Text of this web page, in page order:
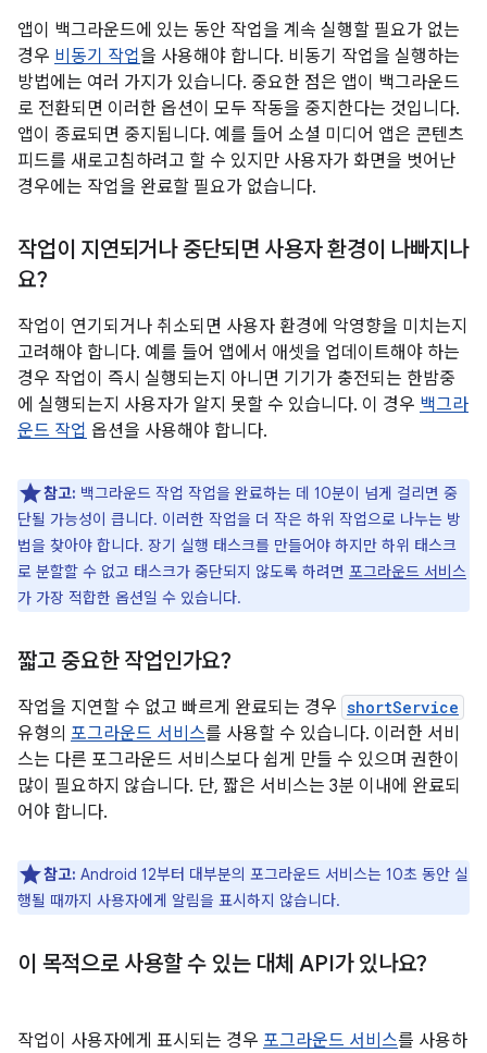
앱이 백그라운드에 있는 동안 작업을 계속 실행할 필요가 없는
경우 비동기 작업을 사용해야 합니다. 비동기 작업을 실행하는
방법에는 여러 가지가 있습니다. 중요한 점은 앱이 백그라운드
로 전환되면 이러한 옵션이 모두 작동을 중지한다는 것입니다.
앱이 종료되면 중지됩니다. 예를 들어 소셜 미디어 앱은 콘텐츠
피드를 새로고침하려고 할 수 있지만 사용자가 화면을 벗어난
경우에는 작업을 완료할 필요가 없습니다.
작업이 지연되거나 중단되면 사용자 환경이 나빠지나
요?
작업이 연기되거나 취소되면 사용자 환경에 악영향을 미치는지
고려해야 합니다. 예를 들어 앱에서 애셋을 업데이트해야 하는
경우 작업이 즉시 실행되는지 아니면 기기가 충전되는 한밤중
에 실행되는지 사용자가 알지 못할 수 있습니다. 이 경우 백그라
운드 작업 옵션을 사용해야 합니다.
참고: 백그라운드 작업 작업을 완료하는 데 10분이 넘게 걸리면 중
단될 가능성이 큽니다. 이러한 작업을 더 작은 하위 작업으로 나누는 방
법을 찾아야 합니다. 장기 실행 태스크를 만들어야 하지만 하위 태스크
로 분할할 수 없고 태스크가 중단되지 않도록 하려면 포그라운드 서비스
가 가장 적합한 옵션일 수 있습니다.
짧고 중요한 작업인가요?
작업을 지연할 수 없고 빠르게 완료되는 경우 shortService
유형의 포그라운드 서비스를 사용할 수 있습니다. 이러한 서비
스는 다른 포그라운드 서비스보다 쉽게 만들 수 있으며 권한이
많이 필요하지 않습니다. 단, 짧은 서비스는 3분 이내에 완료되
어야 합니다.
참고: Android 12부터 대부분의 포그라운드 서비스는 10초 동안 실
행될 때까지 사용자에게 알림을 표시하지 않습니다.
이 목적으로 사용할 수 있는 대체 API가 있나요?
작업이 사용자에게 표시되는 경우 포그라운드 서비스를 사용하